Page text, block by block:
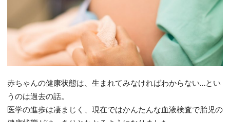
赤ちゃんの健康状態は、生まれてみなければわからない…とい
うのは過去の話。
医学の進歩は凄まじく、現在ではかんたんな血液検査で胎児の